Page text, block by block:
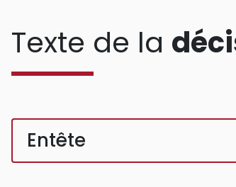
Texte de la
Entête